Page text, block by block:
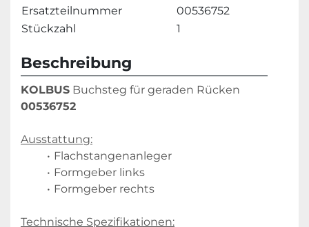
Ersatzteilnummer
00536752
Stückzahl
1
Beschreibung
KOLBUS
00536752
Ausstattung:
Flachstangenanleger
Formgeber links
Formgeber rechts
Technische Spezifikationen: